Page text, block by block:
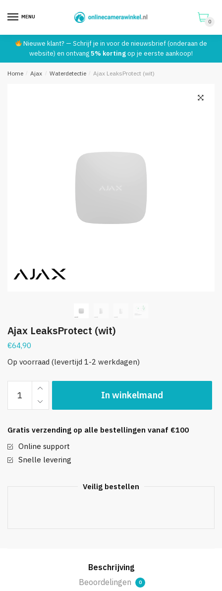
navigation
content
MENU
0
Nieuwe klant? — Schrijf je in voor de nieuwsbrief (onderaan de
website) en ontvang5% kortingop je eerste aankoop!
Home / Ajax / Waterdetectie / Ajax LeaksProtect (wit)
Ajax LeaksProtect (wit)
€64,90
Op voorraad (levertijd 1-2 werkdagen)
LeaksProtect
(wit)
In winkelmand
Gratis verzending op alle bestellingen vanaf €100
Online support
Snelle levering
Veilig bestellen
Telefoonnummer:*
Beschrijving
Beoordelingen
0